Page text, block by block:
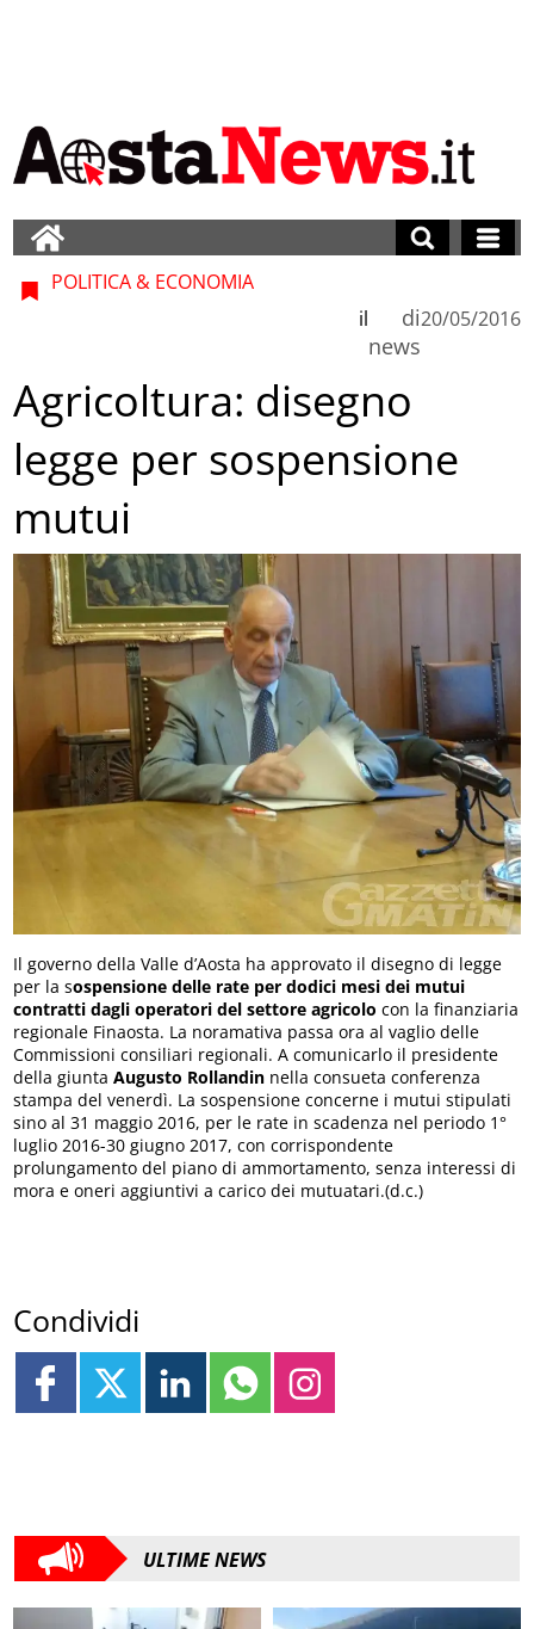
POLITICA & ECONOMIA
di
news
il 20/05/2016
Agricoltura: disegno
legge per sospensione
mutui
Il governo della Valle d’Aosta ha approvato il disegno di legge
per la sospensione delle rate per dodici mesi dei mutui
contratti dagli operatori del settore agricolo con la finanziaria
regionale Finaosta. La noramativa passa ora al vaglio delle
Commissioni consiliari regionali. A comunicarlo il presidente
della giuntaAugusto Rollandin nella consueta conferenza
stampa del venerdì. La sospensione concerne i mutui stipulati
sino al 31 maggio 2016, per le rate in scadenza nel periodo 1°
luglio 2016-30 giugno 2017, con corrispondente
prolungamento del piano di ammortamento, senza interessi di
mora e oneri aggiuntivi a carico dei mutuatari.(d.c.)
Condividi
ULTIME NEWS